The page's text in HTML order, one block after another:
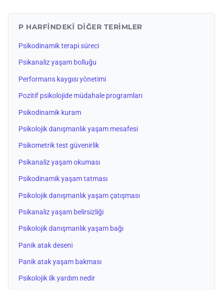
P HARFINDEKI DIĞER TERIMLER
Psikodinamik terapi süreci
Psikanaliz yaşam bolluğu
Performans kaygısı yönetimi
Pozitif psikolojide müdahale programları
Psikodinamik kuram
Psikolojik danışmanlık yaşam mesafesi
Psikometrik test güvenirlik
Psikanaliz yaşam okuması
Psikodinamik yaşam tatması
Psikolojik danışmanlık yaşam çatışması
Psikanaliz yaşam belirsizliği
Psikolojik danışmanlık yaşam bağı
Panik atak deseni
Panik atak yaşam bakması
Psikolojik ilk yardım nedir